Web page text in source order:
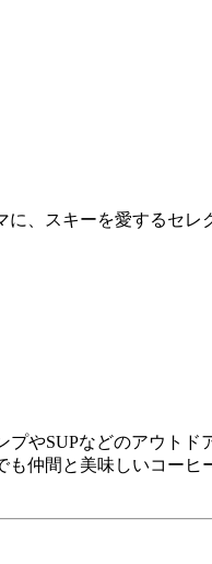
、スキーを愛するセレ
やSUPなどのアウト
仲間と美味しいコーヒ